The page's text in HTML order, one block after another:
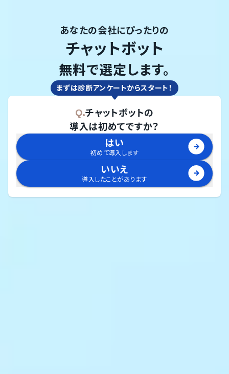
あなたの会社にぴったりの
チャットボット
無料で選定します。
まずは診断アンケートからスタート！
Q.チャットボットの
導入は初めてですか？
はい
初めて導入します
いいえ
導入したことがあります